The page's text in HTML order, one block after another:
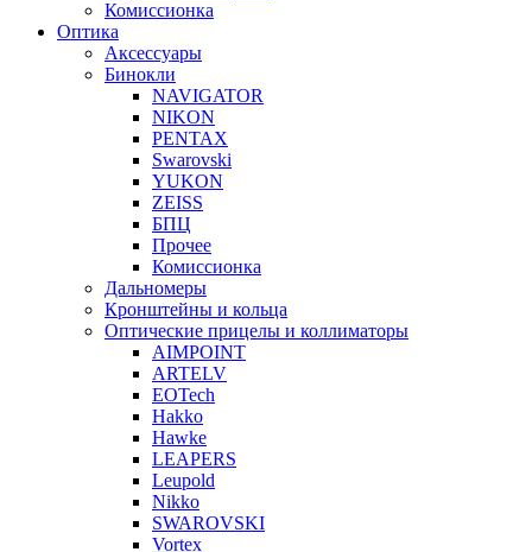
Комиссионка
Оптика
Аксессуары
Бинокли
NAVIGATOR
NIKON
PENTAX
Swarovski
YUKON
ZEISS
БПЦ
Прочее
Комиссионка
Дальномеры
Кронштейны и кольца
Оптические прицелы и коллиматоры
AIMPOINT
ARTELV
EOTech
Hakko
Hawke
LEAPERS
Leupold
Nikko
SWAROVSKI
Vortex